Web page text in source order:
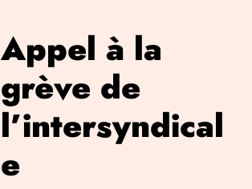
Appel à la
grève de
l’intersyndical
e